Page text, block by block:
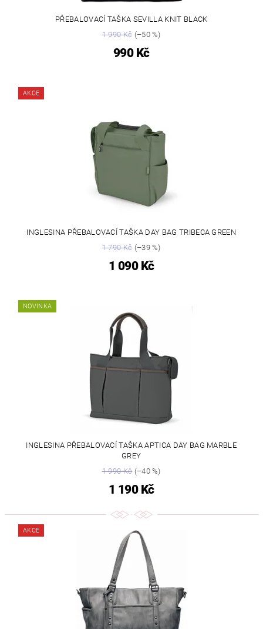
PŘEBALOVACÍ TAŠKA SEVILLA KNIT BLACK
1 990 Kč(–50 %)
990 Kč
AKCE
INGLESINA PŘEBALOVACÍ TAŠKA DAY BAG TRIBECA GREEN
1 790 Kč(–39 %)
1 090 Kč
NOVINKA
INGLESINA PŘEBALOVACÍ TAŠKA APTICA DAY BAG MARBLE
GREY
1 990 Kč(–40 %)
1 190 Kč
AKCE